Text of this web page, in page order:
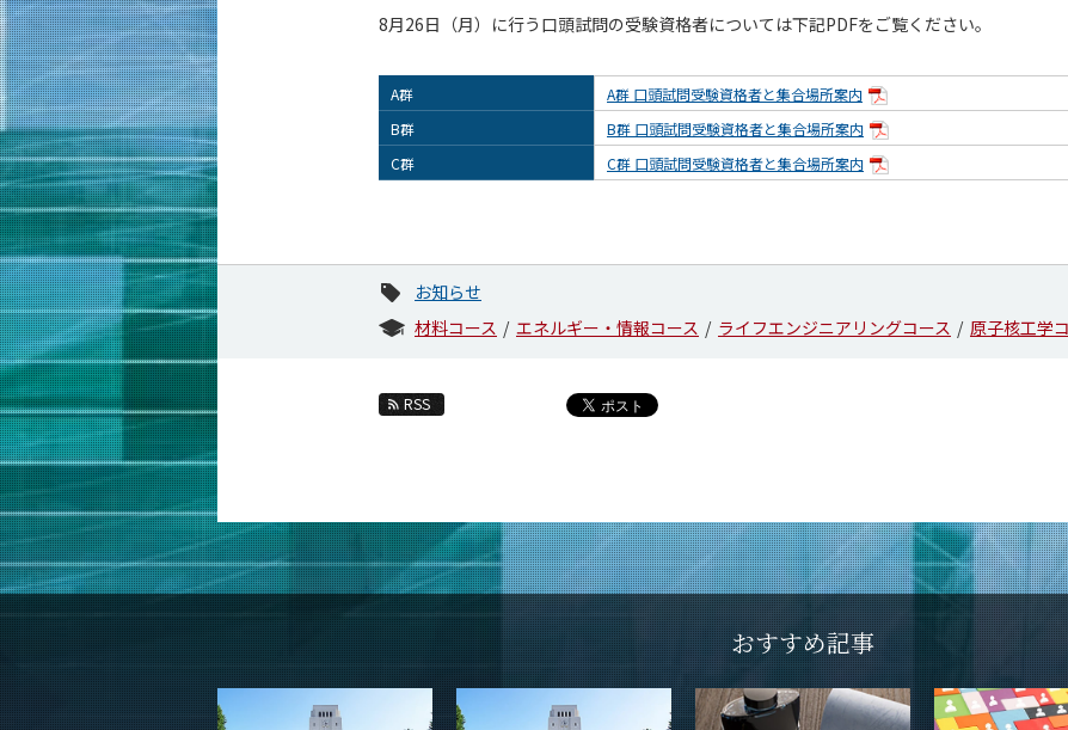
8月26日（月）に行う口頭試問の受験資格者については下記PDFをご覧ください。
A群
A群 口頭試問受験資格者と集合場所案内
B群
B群 口頭試問受験資格者と集合場所案内
C群
C群 口頭試問受験資格者と集合場所案内
お知らせ
材料コース
エネルギー・情報コース ライフエンジニアリングコース 原子核工学
RSS
おすすめ記事
イベントカレンダー